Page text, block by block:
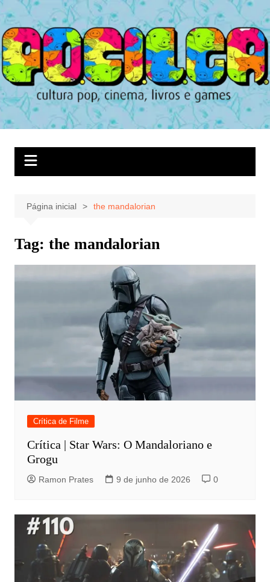
Ir
para
o
conteúdo
Página inicial the mandalorian
Tag: the mandalorian
Crítica de Filme
Crítica | Star Wars: O Mandaloriano e
Grogu
Ramon Prates 9 de junho de 2026 0